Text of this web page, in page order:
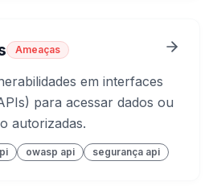
Ameaças
em interfaces
para acessar dados ou
autorizadas.
owasp api segurança api